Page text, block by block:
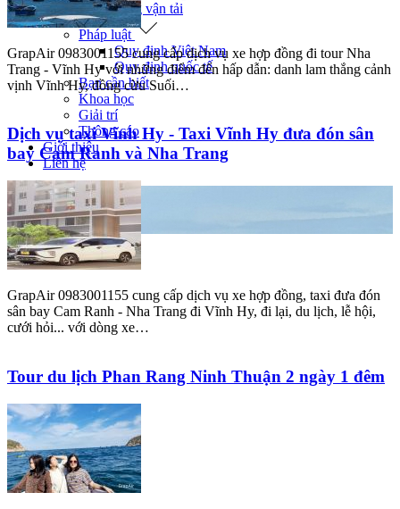
Giao thông vận tải
Pháp luật
Quy định Việt Nam
Quy định quốc tế
Bạn cần biết
Khoa học
Giải trí
Thông cáo
Giới thiệu
Liên hệ
Trang chủ
Tin tức
Bạn cần biết
Tin tức nổi bật
GrapAir 0983001155 cung cấp dịch vụ xe hợp đồng đi tour Nha
Trang - Vĩnh Hy với những điểm đến hấp dẫn: danh lam thắng cảnh
vịnh Vĩnh Hy, đồng cừu Suối…
Dịch vụ taxi Vĩnh Hy - Taxi Vĩnh Hy đưa đón sân
bay Cam Ranh và Nha Trang
sân bay Cam Ranh - Nha Trang đi Vĩnh Hy, đi lại, du lịch, lễ hội,
cưới hỏi... với dòng xe…